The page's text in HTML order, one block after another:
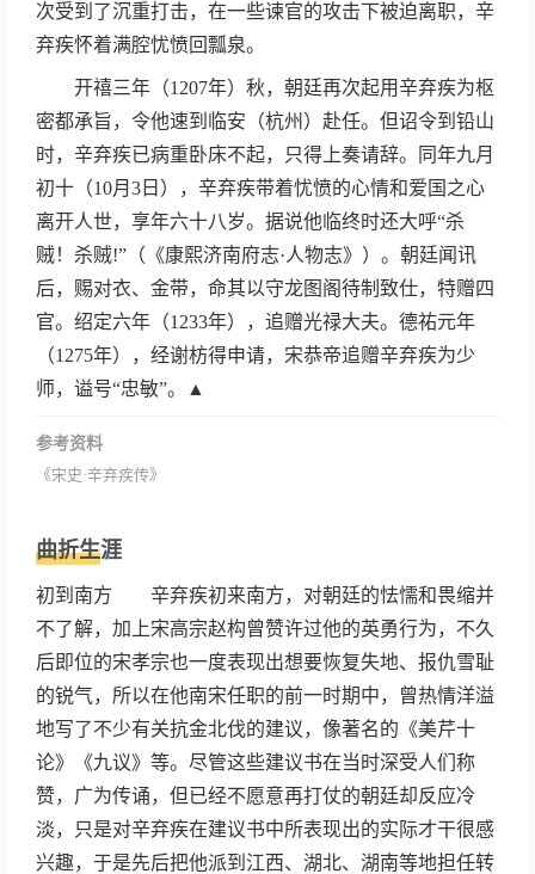
次受到了沉重打击，在一些谏官的攻击下被迫离职，辛
弃疾怀着满腔忧愤回瓢泉。
开禧三年（1207年）秋，朝廷再次起用辛弃疾为枢
密都承旨，令他速到临安（杭州）赴任。但诏令到铅山
时，辛弃疾已病重卧床不起，只得上奏请辞。同年九月
初十（10月3日），辛弃疾带着忧愤的心情和爱国之心
离开人世，享年六十八岁。据说他临终时还大呼“杀
贼！杀贼!”（《康熙济南府志·人物志》）。朝廷闻讯
后，赐对衣、金带，命其以守龙图阁待制致仕，特赠四
官。绍定六年（1233年），追赠光禄大夫。德祐元年
（1275年），经谢枋得申请，宋恭帝追赠辛弃疾为少
师，谥号“忠敏”。▲
参考资料
《宋史·辛弃疾传》
曲折生涯
初到南方 辛弃疾初来南方，对朝廷的怯懦和畏缩并
不了解，加上宋高宗赵构曾赞许过他的英勇行为，不久
后即位的宋孝宗也一度表现出想要恢复失地、报仇雪耻
的锐气，所以在他南宋任职的前一时期中，曾热情洋溢
地写了不少有关抗金北伐的建议，像著名的《美芹十
论》《九议》等。尽管这些建议书在当时深受人们称
赞，广为传诵，但已经不愿意再打仗的朝廷却反应冷
淡，只是对辛弃疾在建议书中所表现出的实际才干很感
兴趣，于是先后把他派到江西、湖北、湖南等地担任转